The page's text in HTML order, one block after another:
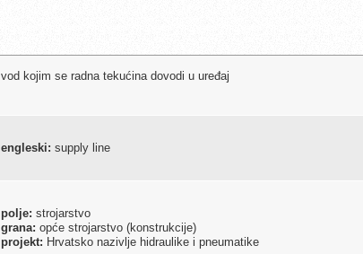
vod kojim se radna tekućina dovodi u uređaj
engleski: supply line
polje: strojarstvo
grana: opće strojarstvo (konstrukcije)
projekt: Hrvatsko nazivlje hidraulike i pneumatike